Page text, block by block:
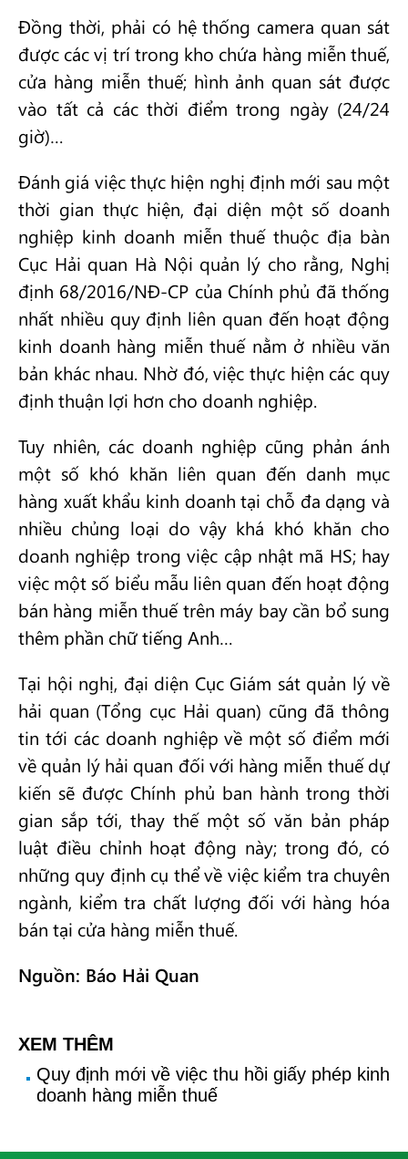
Đồng thời, phải có hệ thống camera quan sát
được các vị trí trong kho chứa hàng miễn thuế,
cửa hàng miễn thuế; hình ảnh quan sát được
vào tất cả các thời điểm trong ngày (24/24
giờ)…
Đánh giá việc thực hiện nghị định mới sau một
thời gian thực hiện, đại diện một số doanh
nghiệp kinh doanh miễn thuế thuộc địa bàn
Cục Hải quan Hà Nội quản lý cho rằng, Nghị
định 68/2016/NĐ-CP của Chính phủ đã thống
nhất nhiều quy định liên quan đến hoạt động
kinh doanh hàng miễn thuế nằm ở nhiều văn
bản khác nhau. Nhờ đó, việc thực hiện các quy
định thuận lợi hơn cho doanh nghiệp.
Tuy nhiên, các doanh nghiệp cũng phản ánh
một số khó khăn liên quan đến danh mục
hàng xuất khẩu kinh doanh tại chỗ đa dạng và
nhiều chủng loại do vậy khá khó khăn cho
doanh nghiệp trong việc cập nhật mã HS; hay
việc một số biểu mẫu liên quan đến hoạt động
bán hàng miễn thuế trên máy bay cần bổ sung
thêm phần chữ tiếng Anh…
Tại hội nghị, đại diện Cục Giám sát quản lý về
hải quan (Tổng cục Hải quan) cũng đã thông
tin tới các doanh nghiệp về một số điểm mới
về quản lý hải quan đối với hàng miễn thuế dự
kiến sẽ được Chính phủ ban hành trong thời
gian sắp tới, thay thế một số văn bản pháp
luật điều chỉnh hoạt động này; trong đó, có
những quy định cụ thể về việc kiểm tra chuyên
ngành, kiểm tra chất lượng đối với hàng hóa
bán tại cửa hàng miễn thuế.
Nguồn: Báo Hải Quan
XEM THÊM
Quy định mới về việc thu hồi giấy phép kinh
doanh hàng miễn thuế